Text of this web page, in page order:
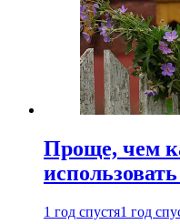
Проще, чем
1 год спустя1 год